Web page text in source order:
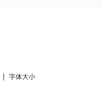
字体大小